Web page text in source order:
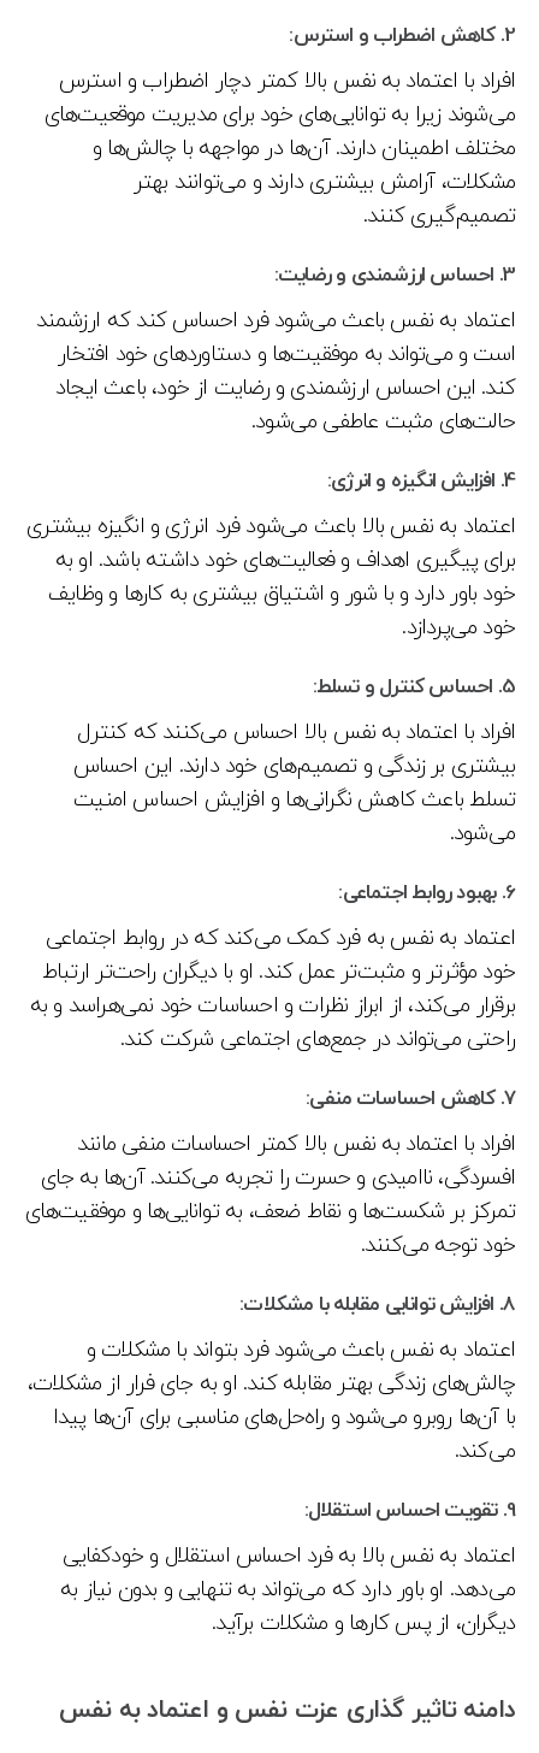
کاهش اضطراب و استرس:
افراد با اعتماد به نفس بالا کمتر دچار اضطراب و استرس
می‌شوند زیرا به توانایی‌های خود برای مدیریت موقعیت‌های
مختلف اطمینان دارند. آن‌ها در مواجهه با چالش‌ها و
مشکلات، آرامش بیشتری دارند و می‌توانند بهتر
تصمیم‌گیری کنند.
احساس ارزشمندی و رضایت:
اعتماد به نفس باعث می‌شود فرد احساس کند که ارزشمند
است و می‌تواند به موفقیت‌ها و دستاوردهای خود افتخار
کند. این احساس ارزشمندی و رضایت از خود، باعث ایجاد
حالت‌های مثبت عاطفی می‌شود.
افزایش انگیزه و انرژی:
اعتماد به نفس بالا باعث می‌شود فرد انرژی و انگیزه بیشتری
برای پیگیری اهداف و فعالیت‌های خود داشته باشد. او به
خود باور دارد و با شور و اشتیاق بیشتری به کارها و وظایف
خود می‌پردازد.
احساس کنترل و تسلط:
افراد با اعتماد به نفس بالا احساس می‌کنند که کنترل
بیشتری بر زندگی و تصمیم‌های خود دارند. این احساس
تسلط باعث کاهش نگرانی‌ها و افزایش احساس امنیت
می‌شود.
بهبود روابط اجتماعی:
اعتماد به نفس به فرد کمک می‌کند که در روابط اجتماعی
خود مؤثرتر و مثبت‌تر عمل کند. او با دیگران راحت‌تر ارتباط
برقرار می‌کند، از ابراز نظرات و احساسات خود نمی‌هراسد و به
راحتی می‌تواند در جمع‌های اجتماعی شرکت کند.
کاهش احساسات منفی:
افراد با اعتماد به نفس بالا کمتر احساسات منفی مانند
افسردگی، ناامیدی و حسرت را تجربه می‌کنند. آن‌ها به جای
تمرکز بر شکست‌ها و نقاط ضعف، به توانایی‌ها و موفقیت‌های
خود توجه می‌کنند.
افزایش توانایی مقابله با مشکلات:
اعتماد به نفس باعث می‌شود فرد بتواند با مشکلات و
چالش‌های زندگی بهتر مقابله کند. او به جای فرار از مشکلات،
با آن‌ها روبرو می‌شود و راه‌حل‌های مناسبی برای آن‌ها پیدا
می‌کند.
تقویت احساس استقلال:
اعتماد به نفس بالا به فرد احساس استقلال و خودکفایی
می‌دهد. او باور دارد که می‌تواند به تنهایی و بدون نیاز به
دیگران، از پس کارها و مشکلات برآید.
دامنه تاثیر گذاری عزت نفس و اعتماد به نفس